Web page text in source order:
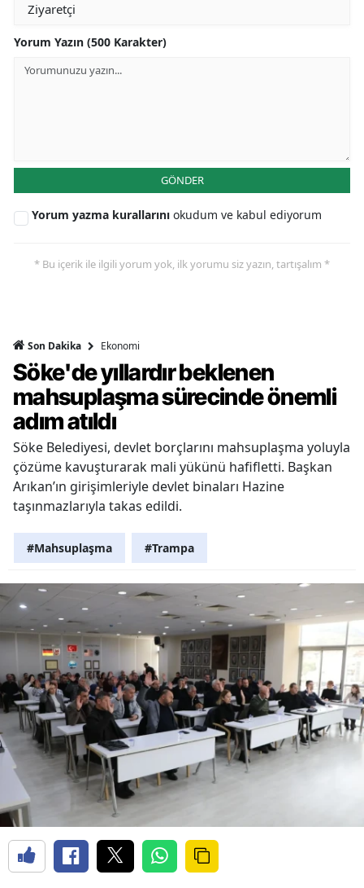
Yorum Yazın (500 Karakter)
GÖNDER
Yorum yazma kurallarını okudum ve kabul ediyorum
* Bu içerik ile ilgili yorum yok, ilk yorumu siz yazın, tartışalım *
Son Dakika Ekonomi
Söke'de yıllardır beklenen
mahsuplaşma sürecinde önemli
adım atıldı
Söke Belediyesi, devlet borçlarını mahsuplaşma yoluyla
çözüme kavuşturarak mali yükünü hafifletti. Başkan
Arıkan’ın girişimleriyle devlet binaları Hazine
taşınmazlarıyla takas edildi.
#Mahsuplaşma #Trampa